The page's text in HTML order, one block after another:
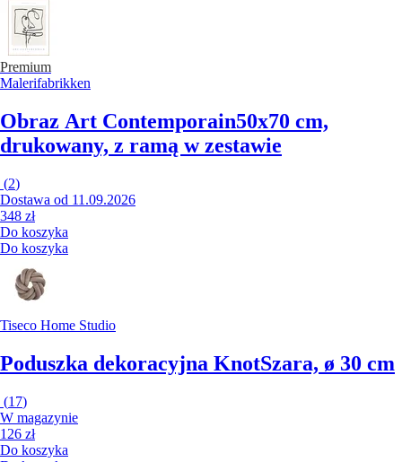
Premium
Malerifabrikken
Obraz Art Contemporain50x70 cm,
drukowany, z ramą w zestawie
(2)
Dostawa od 11.09.2026
348 zł
Do koszyka
Do koszyka
Tiseco Home Studio
Poduszka dekoracyjna KnotSzara, ø 30 cm
(17)
W magazynie
126 zł
Do koszyka